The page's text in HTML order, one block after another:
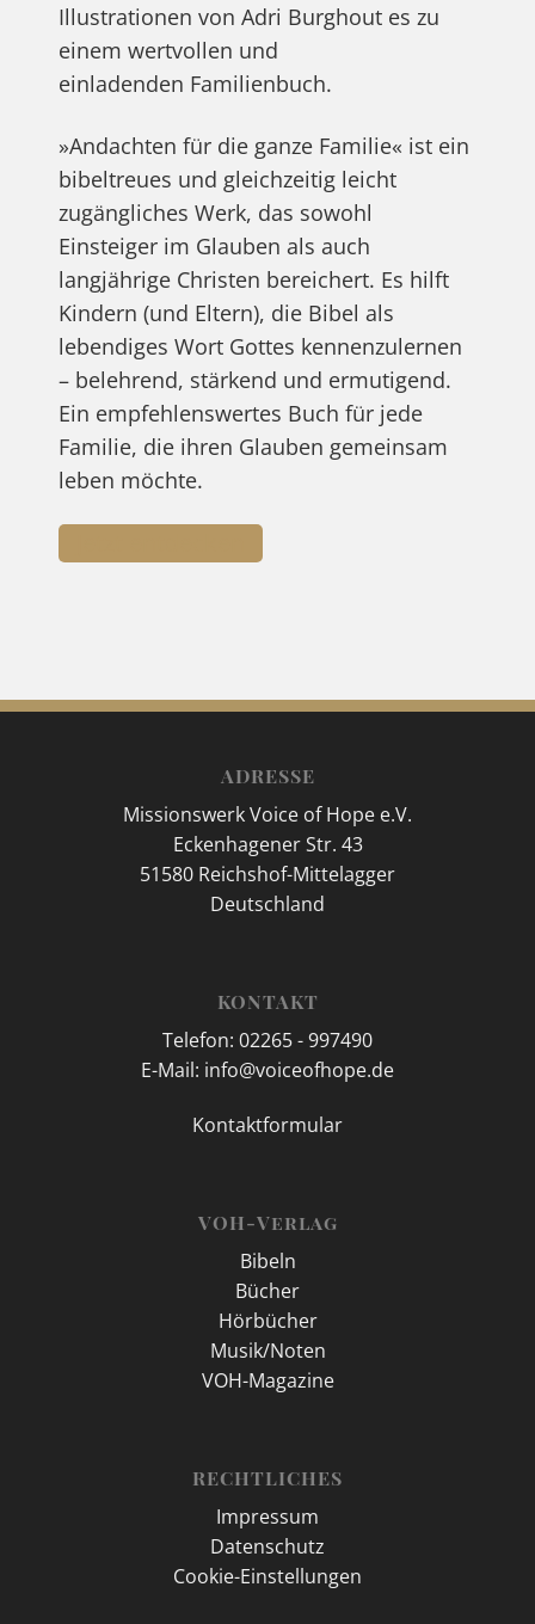
Illustrationen von Adri Burghout es zu
einem wertvollen und
einladenden Familienbuch.
»Andachten für die ganze Familie« ist ein
bibeltreues und gleichzeitig leicht
zugängliches Werk, das sowohl
Einsteiger im Glauben als auch
langjährige Christen bereichert. Es hilft
Kindern (und Eltern), die Bibel als
lebendiges Wort Gottes kennenzulernen
– belehrend, stärkend und ermutigend.
Ein empfehlenswertes Buch für jede
Familie, die ihren Glauben gemeinsam
leben möchte.
ADRESSE
Missionswerk Voice of Hope e.V.
Eckenhagener Str. 43
51580 Reichshof-Mittelagger
Deutschland
KONTAKT
Telefon: 02265 - 997490
E-Mail: info@voiceofhope.de
Kontaktformular
VOH-Verlag
Bibeln
Bücher
Hörbücher
Musik/Noten
VOH-Magazine
RECHTLICHES
Impressum
Datenschutz
Cookie-Einstellungen